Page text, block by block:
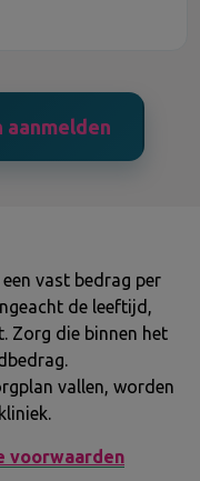
vast bedrag per
de leeftijd,
Zorg die binnen het
vallen, worden
voorwaarden